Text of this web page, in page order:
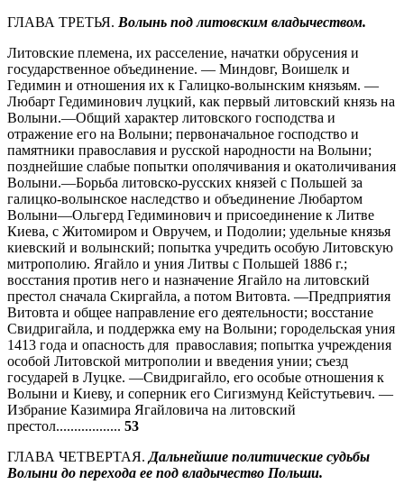
ГЛАВА ТРЕТЬЯ. Волынь под литовским владычеством.
Литовские племена, их расселение, начатки обрусения и
государственное объединение. — Миндовг, Воишелк и
Гедимин и отношения их к Галицко-волынским князьям. —
Любарт Гедиминович луцкий, как первый литовский князь на
Волыни.—Общий характер литовского господства и
отражение его на Волыни; первоначальное господство и
памятники православия и русской народности на Волыни;
позднейшие слабые попытки ополячивания и окатоличивания
Волыни.—Борьба литовско-русских князей с Польшей за
галицко-волынское наследство и объединение Любартом
Волыни—Ольгерд Гедиминович и присоединение к Литве
Киева, с Житомиром и Овручем, и Подолии; удельные князья
киевский и волынский; попытка учредить особую Литовскую
митрополию. Ягайло и уния Литвы с Польшей 1886 г.;
восстания против него и назначение Ягайло на литовский
престол сначала Скиргайла, а потом Витовта. —Предприятия
Витовта и общее направление его деятельности; восстание
Свидригайла, и поддержка ему на Волыни; городельская уния
1413 года и опасность для православия; попытка учреждения
особой Литовской митрополии и введения унии; съезд
государей в Луцке. —Свидригайло, его особые отношения к
Волыни и Киеву, и соперник его Сигизмунд Кейстутьевич. —
Избрание Казимира Ягайловича на литовский
престол.................. 53
ГЛАВА ЧЕТВЕРТАЯ. Дальнейшие политические судьбы
Волыни до перехода ее под владычество Польши.